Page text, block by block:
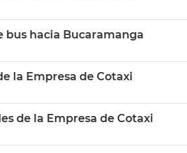
bus hacia Bucaramanga
la Empresa de Cotaxi
de la Empresa de Cotaxi